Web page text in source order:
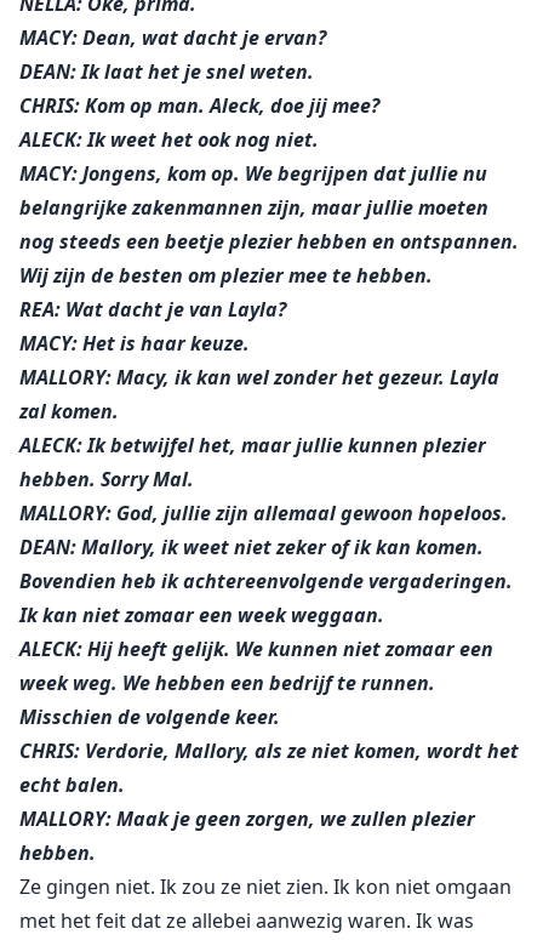
MACY: Dean, wat dacht je ervan?
DEAN: Ik laat het je snel weten.
CHRIS: Kom op man. Aleck, doe jij mee?
ALECK: Ik weet het ook nog niet.
MACY: Jongens, kom op. We begrijpen dat jullie nu
belangrijke zakenmannen zijn, maar jullie moeten
nog steeds een beetje plezier hebben en ontspannen.
Wij zijn de besten om plezier mee te hebben.
REA: Wat dacht je van Layla?
MACY: Het is haar keuze.
MALLORY: Macy, ik kan wel zonder het gezeur. Layla
zal komen.
ALECK: Ik betwijfel het, maar jullie kunnen plezier
hebben. Sorry Mal.
MALLORY: God, jullie zijn allemaal gewoon hopeloos.
DEAN: Mallory, ik weet niet zeker of ik kan komen.
Bovendien heb ik achtereenvolgende vergaderingen.
Ik kan niet zomaar een week weggaan.
ALECK: Hij heeft gelijk. We kunnen niet zomaar een
week weg. We hebben een bedrijf te runnen.
Misschien de volgende keer.
CHRIS: Verdorie, Mallory, als ze niet komen, wordt het
echt balen.
MALLORY: Maak je geen zorgen, we zullen plezier
hebben.
Ze gingen niet. Ik zou ze niet zien. Ik kon niet omgaan
met het feit dat ze allebei aanwezig waren. Ik was